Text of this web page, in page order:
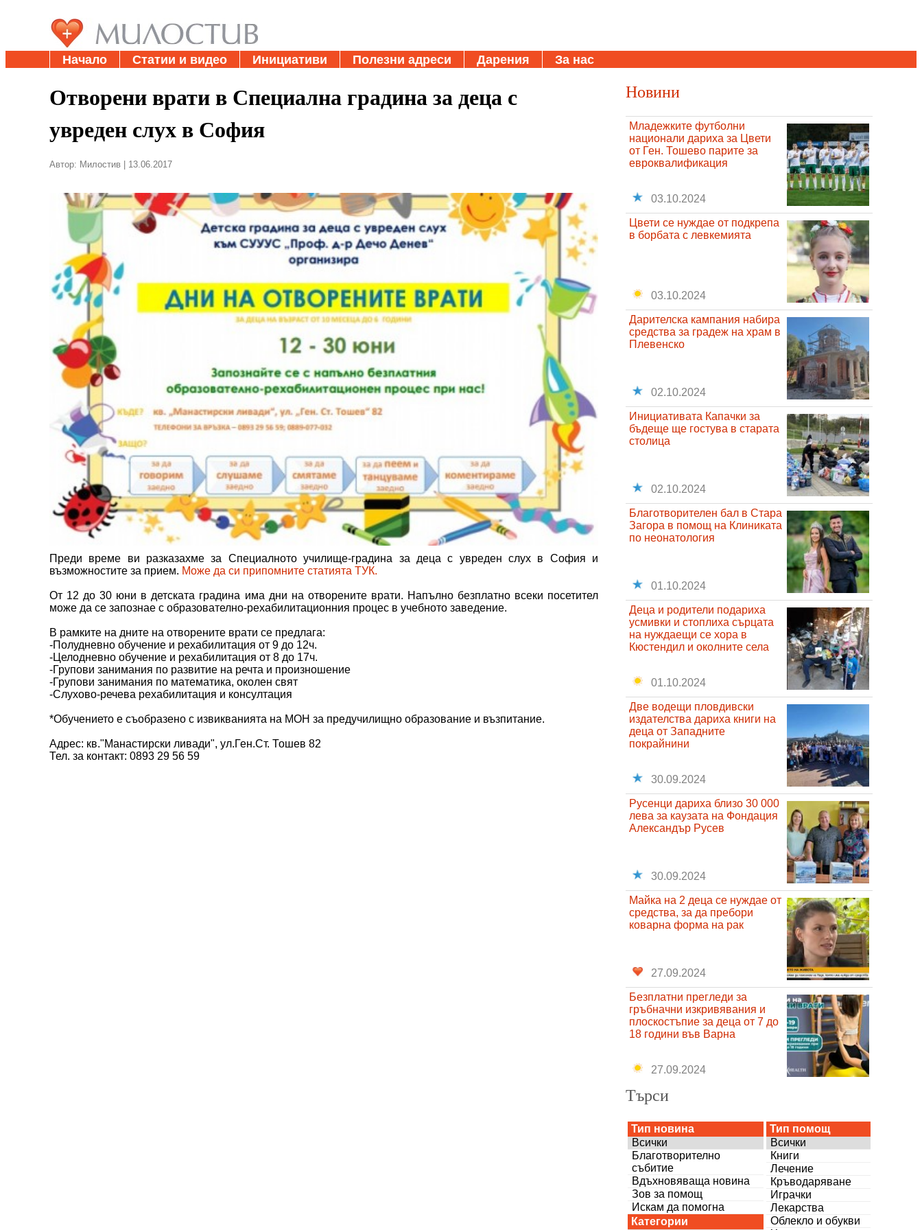
Начало Статии и видео Инициативи Полезни адреси Дарения За нас
Отворени врати в Специална градина за деца с
увреден слух в София
Автор: Милостив | 13.06.2017
Преди време ви разказахме за Специалното училище-градина за деца с увреден слух в София и
възможностите за прием. Може да си припомните статията ТУК.
От 12 до 30 юни в детската градина има дни на отворените врати. Напълно безплатно всеки посетител
може да се запознае с образователно-рехабилитационния процес в учебното заведение.
В рамките на дните на отворените врати се предлага:
-Полудневно обучение и рехабилитация от 9 до 12ч.
-Целодневно обучение и рехабилитация от 8 до 17ч.
-Групови занимания по развитие на речта и произношение
-Групови занимания по математика, околен свят
-Слухово-речева рехабилитация и консултация
*Обучението е съобразено с извикванията на МОН за предучилищно образование и възпитание.
Адрес: кв."Манастирски ливади", ул.Ген.Ст. Тошев 82
Тел. за контакт: 0893 29 56 59
Новини
Младежките футболни
национали дариха за Цвети
от Ген. Тошево парите за
евроквалификация
03.10.2024
Цвети се нуждае от подкрепа
в борбата с левкемията
03.10.2024
Дарителска кампания набира
средства за градеж на храм в
Плевенско
02.10.2024
Инициативата Капачки за
бъдеще ще гостува в старата
столица
02.10.2024
Благотворителен бал в Стара
Загора в помощ на Клиниката
по неонатология
01.10.2024
Деца и родители подариха
усмивки и стоплиха сърцата
на нуждаещи се хора в
Кюстендил и околните села
01.10.2024
Две водещи пловдивски
издателства дариха книги на
деца от Западните
покрайнини
30.09.2024
Русенци дариха близо 30 000
лева за каузата на Фондация
Александър Русев
30.09.2024
Майка на 2 деца се нуждае от
средства, за да пребори
коварна форма на рак
27.09.2024
Безплатни прегледи за
гръбначни изкривявания и
плоскостъпие за деца от 7 до
18 години във Варна
27.09.2024
Търси
Тип новина
Всички
Благотворително
събитие
Вдъхновяваща новина
Зов за помощ
Искам да помогна
Категории
Тип помощ
Всички
Книги
Лечение
Кръводаряване
Играчки
Лекарства
Облекло и обукви